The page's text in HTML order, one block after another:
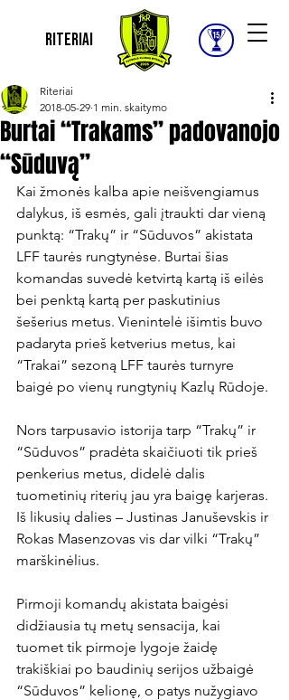
Riteriai
Burtai “Trakams” padovanojo
“Sūduvą”
Riteriai
2018-05-29 1 min. skaitymo
Kai žmonės kalba apie neišvengiamus
dalykus, iš esmės, gali įtraukti dar vieną
punktą: “Trakų” ir “Sūduvos” akistata
LFF taurės rungtynėse. Burtai šias
komandas suvedė ketvirtą kartą iš eilės
bei penktą kartą per paskutinius
šešerius metus. Vienintelė išimtis buvo
padaryta prieš ketverius metus, kai
“Trakai” sezoną LFF taurės turnyre
baigė po vienų rungtynių Kazlų Rūdoje.
Nors tarpusavio istorija tarp “Trakų” ir
“Sūduvos” pradėta skaičiuoti tik prieš
penkerius metus, didelė dalis
tuometinių riterių jau yra baigę karjeras.
Iš likusių dalies – Justinas Januševskis ir
Rokas Masenzovas vis dar vilki “Trakų”
marškinėlius.
Pirmoji komandų akistata baigėsi
didžiausia tų metų sensacija, kai
tuomet tik pirmoje lygoje žaidę
trakiškiai po baudinių serijos užbaigė
“Sūduvos” kelionę, o patys nužygiavo